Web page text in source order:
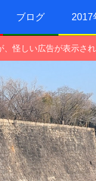
ブログ 2017
怪しい広告が表示さ